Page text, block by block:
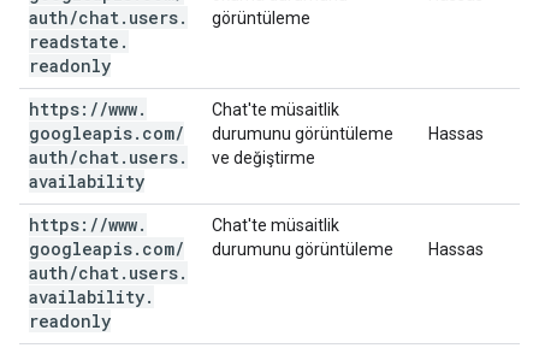
auth/chat. users.
readstate .
readonly
görüntüleme
https: //www.
googleapis. com/
auth/chat. users.
availability
Chat'te müsaitlik
durumunu görüntüleme
ve değiştirme
Hassas
https: //www.
googleapis. com/
auth/chat. users.
availability.
readonly
Chat'te müsaitlik
durumunu görüntüleme
Hassas